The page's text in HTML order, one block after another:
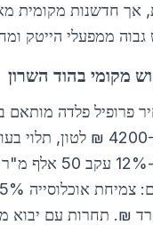
אך חדשנות מקומית
גבוה ממפעלי הייטק
מקומי בהוד השרון
מחיר פרופיל פלדה
נע בין 4200-4800 ₪ לטון,
ביקוש עלה ב-12% עקב
מיליארד ₪. תחרות עם יבוא